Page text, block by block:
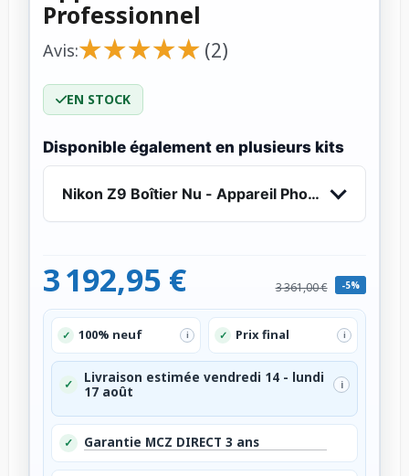
Professionnel
Avis:★
★★
★★
★★
★★
★ (2)
EN STOCK
Disponible également en plusieurs kits
Nikon Z9 Boîtier Nu - Appareil Photo
3 192,95 € 3 361,00 € -5%
✓ 100% neuf i ✓ Prix final i
✓
Livraison estimée vendredi 14 - lundi
17 août
i
✓ Garantie MCZ DIRECT 3 ans